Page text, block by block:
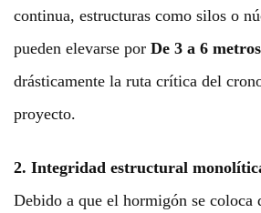
continua, estructuras como silos o
pueden elevarse por De 3 a 6
drásticamente la ruta crítica del
proyecto.
2. Integridad estructural
Debido a que el hormigón se coloca